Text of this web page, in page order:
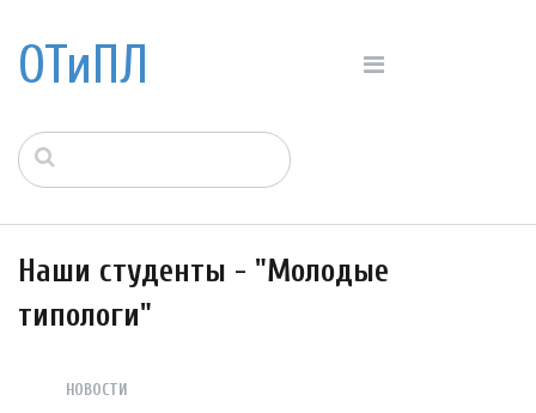
ОТиПЛ
Наши студенты - "Молодые
типологи"
НОВОСТИ